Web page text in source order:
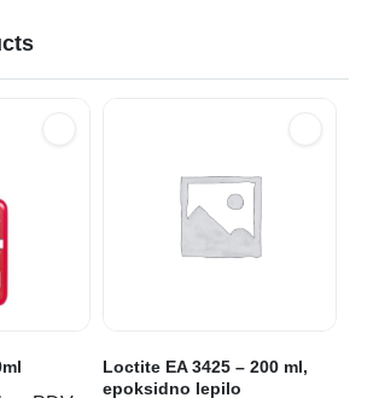
Loctite EA 3425 – 200 ml,
epoksidno lepilo